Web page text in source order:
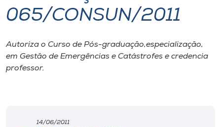
I.nova
Diplomados
065/CONSUN/2011
Autoriza o Curso de Pós-graduação,especialização,
em Gestão de Emergências e Catástrofes e credencia
professor.
14/06/2011